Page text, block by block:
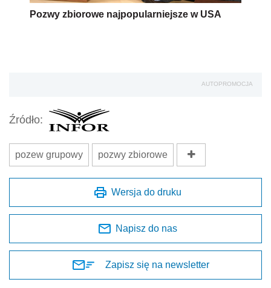
Pozwy zbiorowe najpopularniejsze w USA
AUTOPROMOCJA
Źródło:
pozew grupowy pozwy zbiorowe
Wersja do druku
Napisz do nas
Zapisz się na newsletter